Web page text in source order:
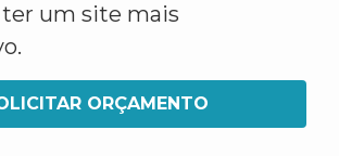
um site mais
ORÇAMENTO